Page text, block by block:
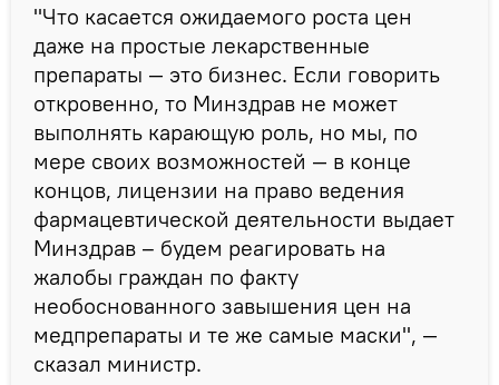
"Что касается ожидаемого роста цен
даже на простые лекарственные
препараты — это бизнес. Если говорить
откровенно, то Минздрав не может
выполнять карающую роль, но мы, по
мере своих возможностей — в конце
концов, лицензии на право ведения
фармацевтической деятельности выдает
Минздрав – будем реагировать на
жалобы граждан по факту
необоснованного завышения цен на
медпрепараты и те же самые маски", —
сказал министр.